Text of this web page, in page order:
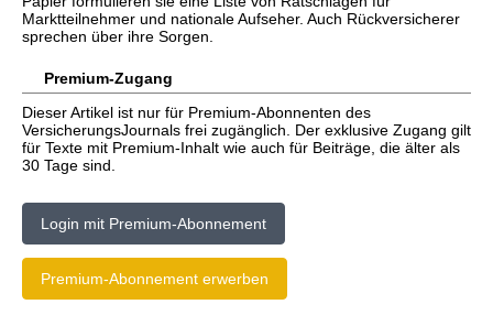
Marktteilnehmer und nationale Aufseher. Auch Rückversicherer
sprechen über ihre Sorgen.
Premium-Zugang
Dieser Artikel ist nur für Premium-Abonnenten des
VersicherungsJournals frei zugänglich. Der exklusive Zugang gilt
für Texte mit Premium-Inhalt wie auch für Beiträge, die älter als
30 Tage sind.
Login mit Premium-Abonnement
Premium-Abonnement erwerben